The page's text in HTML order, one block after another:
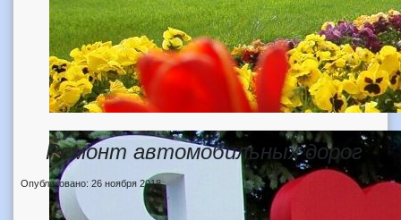
Ремонт автомобильных дорог
Опубликовано: 26 ноября 2018